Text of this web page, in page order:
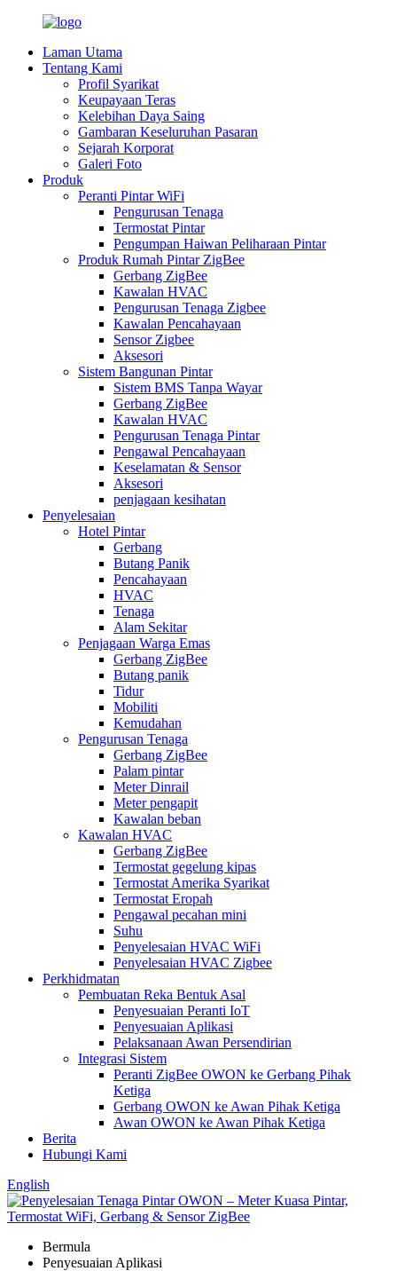
Laman Utama
Tentang Kami
Profil Syarikat
Keupayaan Teras
Kelebihan Daya Saing
Gambaran Keseluruhan Pasaran
Sejarah Korporat
Galeri Foto
Produk
Peranti Pintar WiFi
Pengurusan Tenaga
Termostat Pintar
Pengumpan Haiwan Peliharaan Pintar
Produk Rumah Pintar ZigBee
Gerbang ZigBee
Kawalan HVAC
Pengurusan Tenaga Zigbee
Kawalan Pencahayaan
Sensor Zigbee
Aksesori
Sistem Bangunan Pintar
Sistem BMS Tanpa Wayar
Gerbang ZigBee
Kawalan HVAC
Pengurusan Tenaga Pintar
Pengawal Pencahayaan
Keselamatan & Sensor
Aksesori
penjagaan kesihatan
Penyelesaian
Hotel Pintar
Gerbang
Butang Panik
Pencahayaan
HVAC
Tenaga
Alam Sekitar
Penjagaan Warga Emas
Gerbang ZigBee
Butang panik
Tidur
Mobiliti
Kemudahan
Pengurusan Tenaga
Gerbang ZigBee
Palam pintar
Meter Dinrail
Meter pengapit
Kawalan beban
Kawalan HVAC
Gerbang ZigBee
Termostat gegelung kipas
Termostat Amerika Syarikat
Termostat Eropah
Pengawal pecahan mini
Suhu
Penyelesaian HVAC WiFi
Penyelesaian HVAC Zigbee
Perkhidmatan
Pembuatan Reka Bentuk Asal
Penyesuaian Peranti IoT
Penyesuaian Aplikasi
Pelaksanaan Awan Persendirian
Integrasi Sistem
Peranti ZigBee OWON ke Gerbang Pihak
Ketiga
Gerbang OWON ke Awan Pihak Ketiga
Awan OWON ke Awan Pihak Ketiga
Berita
Hubungi Kami
English
Bermula
Penyesuaian Aplikasi